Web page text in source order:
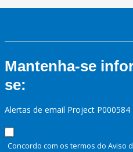
Mantenha-se
se:
Alertas de email Project P000584
Concordo com os termos do Aviso